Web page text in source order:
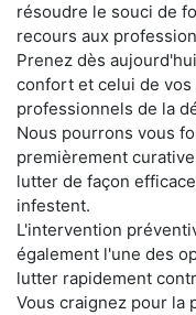
résoudre le souci de
recours aux
Prenez dès
confort et celui de
professionnels de la
Nous pourrons vous
premièrement
lutter de façon
infestent.
L'intervention
également l'une des
lutter rapidement
Vous craignez pour la